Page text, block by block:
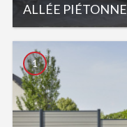
ALLÉE PIÉTONNE
1